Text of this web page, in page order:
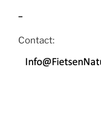
–
Contact: